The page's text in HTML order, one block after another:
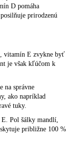
D pomáha
prirodzenú
vitamín E zvykne byť
je však kľúčom k
na správne
ako napríklad
tuky.
Pol šálky mandlí,
približne 100 %